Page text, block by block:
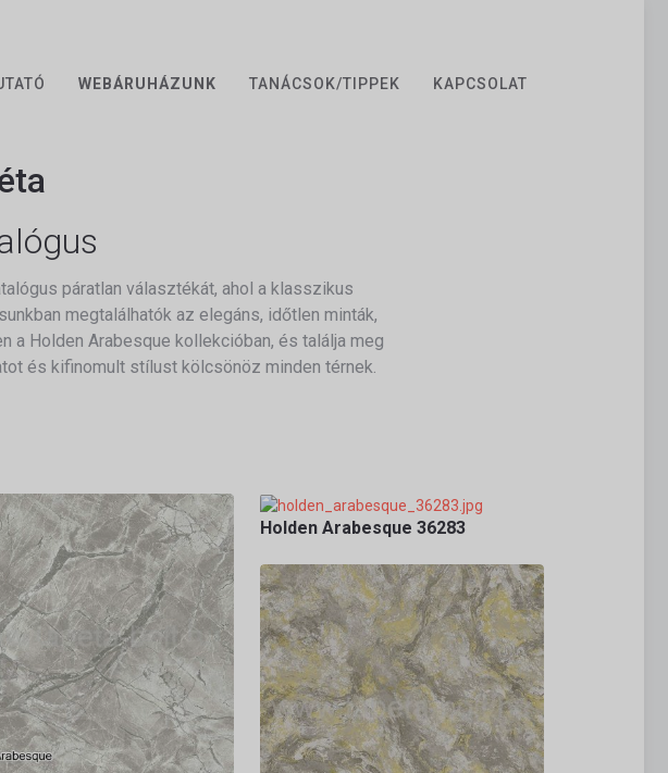
WEBÁRUHÁZUNK TANÁCSOK/TIPPEK KAPCSOLAT
páratlan választékát, ahol a klasszikus
megtalálhatók az elegáns, időtlen minták,
Holden Arabesque kollekcióban, és találja meg
és kifinomult stílust kölcsönöz minden térnek.
Holden Arabesque 36283